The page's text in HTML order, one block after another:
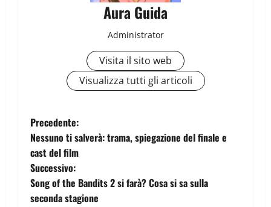
Aura Guida
Administrator
Visita il sito web
Visualizza tutti gli articoli
Precedente:
Nessuno ti salverà: trama, spiegazione del finale e
cast del film
Successivo:
Song of the Bandits 2 si farà? Cosa si sa sulla
seconda stagione